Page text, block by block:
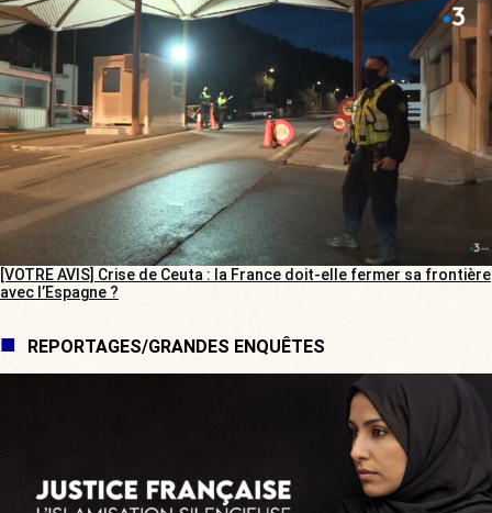
[VOTRE AVIS] Crise de Ceuta : la France doit-elle fermer sa frontière
avec l’Espagne ?
REPORTAGES/GRANDES ENQUÊTES